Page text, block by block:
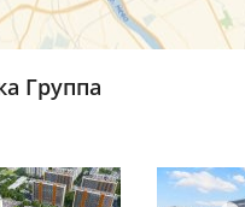
Группа